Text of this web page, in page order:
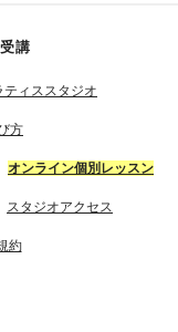
講
ィススタジオ
方
オンライン個別レッスン
スタジオアクセス
約